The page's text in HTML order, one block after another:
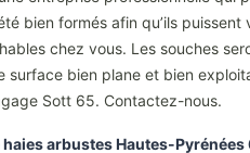
bien formés afin qu’ils
chez vous. Les souches
surface bien plane et bien
Sott 65. Contactez-nous.
arbustes Hautes-Pyrénées